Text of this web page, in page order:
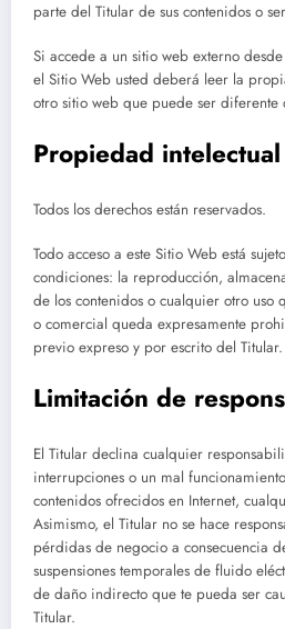
parte del Titular de sus contenidos o
Si accede a un sitio web externo
el Sitio Web usted deberá leer la
otro sitio web que puede ser diferente
Propiedad
Todos los derechos están reservados.
Todo acceso a este Sitio Web está
condiciones: la reproducción,
de los contenidos o cualquier otro
o comercial queda expresamente
previo expreso y por escrito del Titular.
Limitación de
El Titular declina cualquier
interrupciones o un mal
contenidos ofrecidos en Internet,
Asimismo, el Titular no se hace
pérdidas de negocio a consecuencia
suspensiones temporales de fluido
de daño indirecto que te pueda ser
Titular.